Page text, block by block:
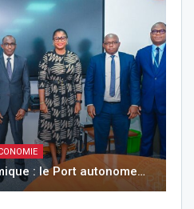
: le Port autonome…